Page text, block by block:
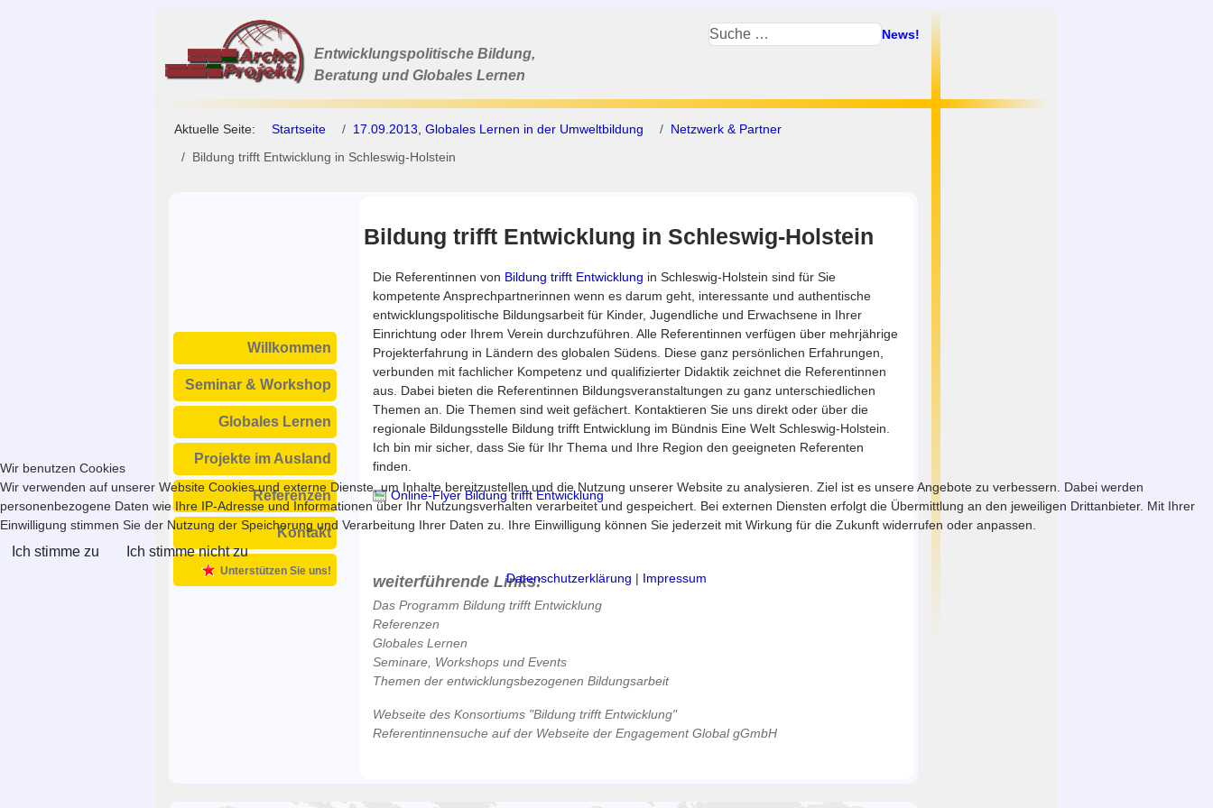
Entwicklungspolitische Bildung,
Beratung und Globales Lernen
News!
Aktuelle Seite: Startseite 17.09.2013, Globales Lernen in der Umweltbildung
Netzwerk & Partner
Bildung trifft Entwicklung in Schleswig-Holstein
Willkommen
Seminar & Workshop
Globales Lernen
Projekte im Ausland
Referenzen
Kontakt
Unterstützen Sie uns!
Bildung trifft Entwicklung in Schleswig-Holstein
Die Referentinnen von Bildung trifft Entwicklung in Schleswig-Holstein sind für Sie
kompetente Ansprechpartnerinnen wenn es darum geht, interessante und authentische
entwicklungspolitische Bildungsarbeit für Kinder, Jugendliche und Erwachsene in Ihrer
Einrichtung oder Ihrem Verein durchzuführen. Alle Referentinnen verfügen über mehrjährige
Projekterfahrung in Ländern des globalen Südens. Diese ganz persönlichen Erfahrungen,
verbunden mit fachlicher Kompetenz und qualifizierter Didaktik zeichnet die Referentinnen
aus. Dabei bieten die Referentinnen Bildungsveranstaltungen zu ganz unterschiedlichen
Themen an. Die Themen sind weit gefächert. Kontaktieren Sie uns direkt oder über die
regionale Bildungsstelle Bildung trifft Entwicklung im Bündnis Eine Welt Schleswig-Holstein.
Ich bin mir sicher, dass Sie für Ihr Thema und Ihre Region den geeigneten Referenten
finden.
Online-Flyer Bildung trifft Entwicklung
weiterführende Links:
Das Programm Bildung trifft Entwicklung
Referenzen
Globales Lernen
Seminare, Workshops und Events
Themen der entwicklungsbezogenen Bildungsarbeit
Webseite des Konsortiums "Bildung trifft Entwicklung"
Referentinnensuche auf der Webseite der Engagement Global gGmbH
Wir benutzen Cookies
Wir verwenden auf unserer Website Cookies und externe Dienste, um Inhalte bereitzustellen und die Nutzung unserer Website zu analysieren. Ziel ist es unsere Angebote zu verbessern. Dabei werden
personenbezogene Daten wie Ihre IP-Adresse und Informationen über Ihr Nutzungsverhalten verarbeitet und gespeichert. Bei externen Diensten erfolgt die Übermittlung an den jeweiligen Drittanbieter. Mit Ihrer
Einwilligung stimmen Sie der Nutzung der Speicherung und Verarbeitung Ihrer Daten zu. Ihre Einwilligung können Sie jederzeit mit Wirkung für die Zukunft widerrufen oder anpassen.
Ich stimme zu Ich stimme nicht zu
Datenschutzerklärung | Impressum